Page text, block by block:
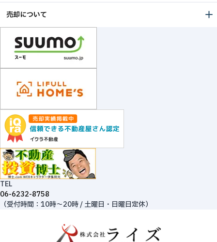
売却について
TEL
06-6232-8758
（受付時間：10時～20時 / 土曜日・日曜日定休）